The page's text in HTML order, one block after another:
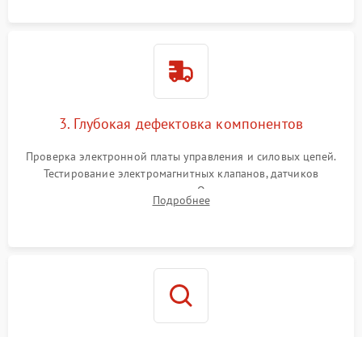
3. Глубокая дефектовка компонентов
Проверка электронной платы управления и силовых цепей.
Тестирование электромагнитных клапанов, датчиков
температуры и расходомера. Оценка степени износа
жерновов кофемолки, уплотнительных колец гидросистемы
Подробнее